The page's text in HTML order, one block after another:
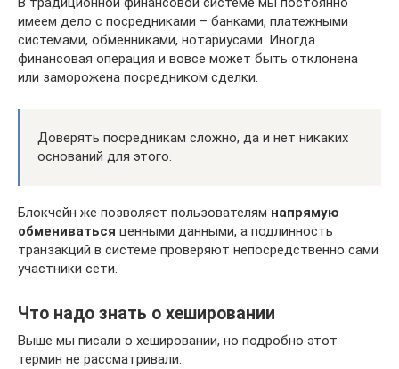
имеем дело с посредниками – банками, платежными
системами, обменниками, нотариусами. Иногда
финансовая операция и вовсе может быть отклонена
или заморожена посредником сделки.
Доверять посредникам сложно, да и нет никаких
оснований для этого.
Блокчейн же позволяет пользователям напрямую
обмениваться ценными данными, а подлинность
транзакций в системе проверяют непосредственно сами
участники сети.
Что надо знать о хешировании
Выше мы писали о хешировании, но подробно этот
термин не рассматривали.